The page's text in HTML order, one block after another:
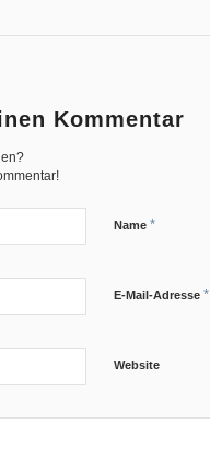
Kommentar
Name *
E-Mail-Adresse *
Website